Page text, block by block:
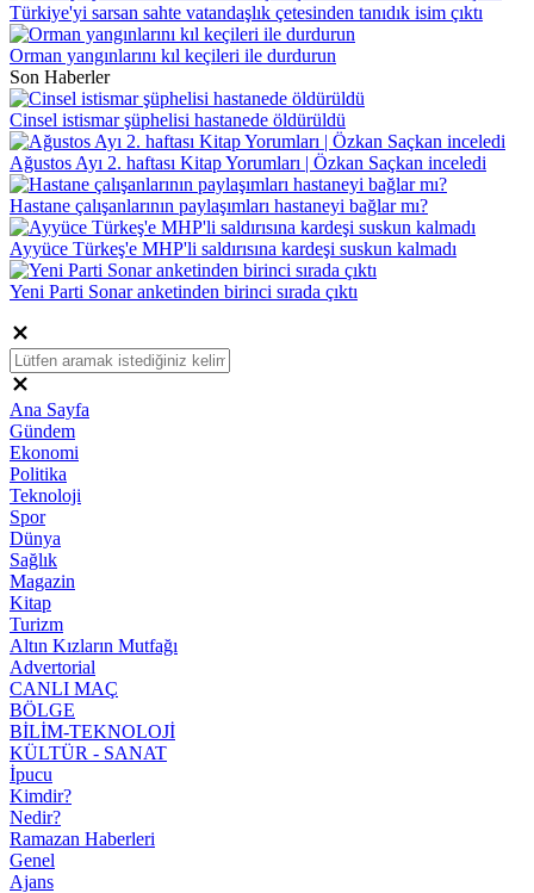
Türkiye'yi sarsan sahte vatandaşlık çetesinden tanıdık isim çıktı
Orman yangınlarını kıl keçileri ile durdurun
Son Haberler
Cinsel istismar şüphelisi hastanede öldürüldü
Ağustos Ayı 2. haftası Kitap Yorumları | Özkan Saçkan inceledi
Hastane çalışanlarının paylaşımları hastaneyi bağlar mı?
Ayyüce Türkeş'e MHP'li saldırısına kardeşi suskun kalmadı
Yeni Parti Sonar anketinden birinci sırada çıktı
Ana Sayfa
Gündem
Ekonomi
Politika
Teknoloji
Spor
Dünya
Sağlık
Magazin
Kitap
Turizm
Altın Kızların Mutfağı
Advertorial
CANLI MAÇ
BÖLGE
BİLİM-TEKNOLOJİ
KÜLTÜR - SANAT
İpucu
Kimdir?
Nedir?
Ramazan Haberleri
Genel
Ajans